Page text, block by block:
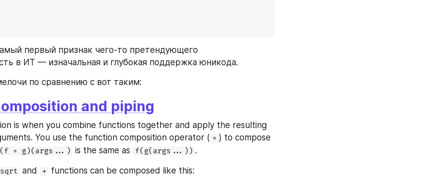
первый признак чего-то претендующего
в ИТ — изначальная и глубокая поддержка юникода.
по сравнению с вот таким:
and piping
is when you combine functions together and apply the resulting
You use the function composition operator ( ∘ ) to compose
(f ∘ g)(args...) is the same as f(g(args...)) .
sqrt and + functions can be composed like this: